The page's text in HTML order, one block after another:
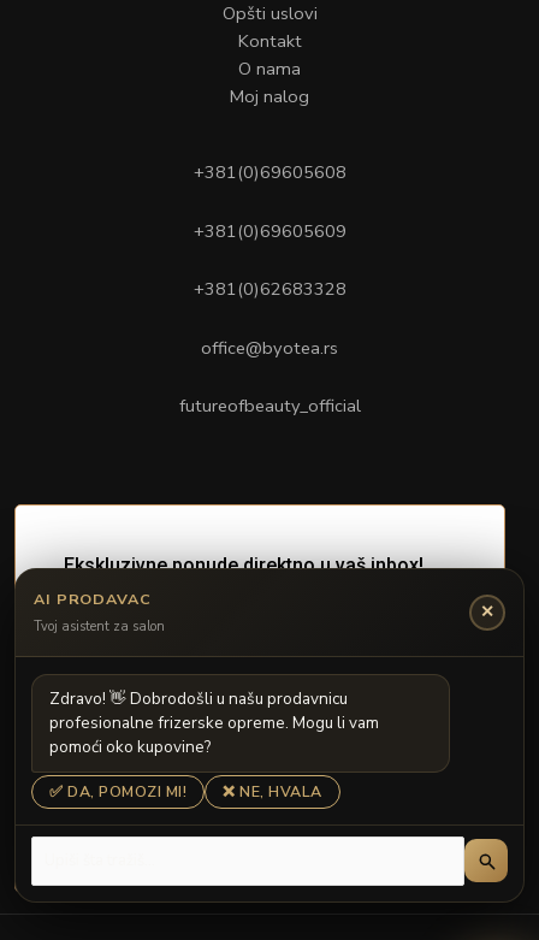
Opšti uslovi
Kontakt
O nama
Moj nalog
+381(0)69605608
+381(0)69605609
+381(0)62683328
office@byotea.rs
futureofbeauty_official
AI PRODAVAC
Tvoj asistent za salon
✕
Zdravo! Dobrodošli u našu prodavnicu
profesionalne frizerske opreme. Mogu li vam
pomoći oko kupovine?
✅ DA, POMOZI MI! ❌ NE, HVALA